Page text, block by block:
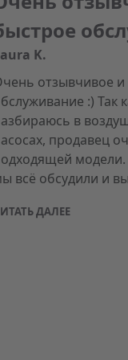
K.
отзывчивое и
:) Так
в
продавец
модели.
всё обсудили и
ДАЛЕЕ